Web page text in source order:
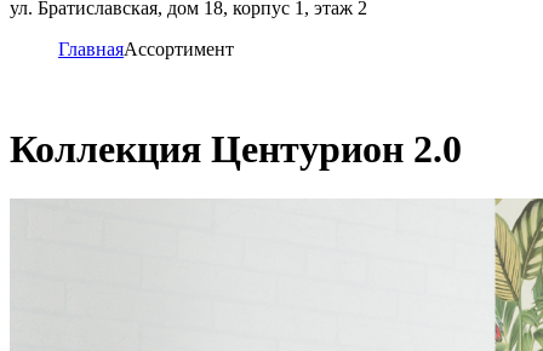
ул. Братиславская, дом 18, корпус 1, этаж 2
ГлавнаяАссортимент
Коллекция Центурион 2.0